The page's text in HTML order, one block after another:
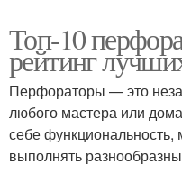
Топ-10
рейтинг
Перфораторы — это
любого мастера или
себе функциональность,
выполнять